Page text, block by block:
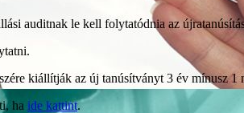
auditnak le kell folytatódnia az
kiállítják az új tanúsítványt 3 év mínusz
ha ide kattint.